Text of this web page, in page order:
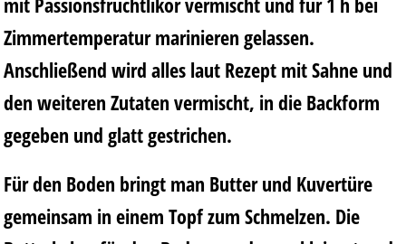
Zimmertemperatur marinieren gelassen.
Anschließend wird alles laut Rezept mit Sahne und
den weiteren Zutaten vermischt, in die Backform
gegeben und glatt gestrichen.
Für den Boden bringt man Butter und Kuvertüre
gemeinsam in einem Topf zum Schmelzen. Die